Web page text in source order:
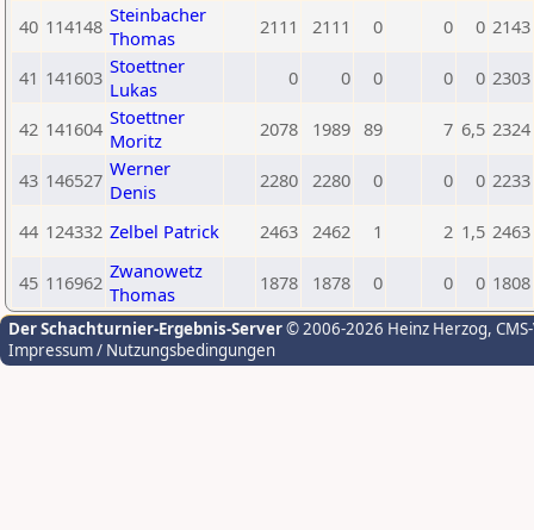
40 114148 Steinbacher
Thomas
2111 2111 0 0 0 2143
41 141603 Stoettner
Lukas
0 0 0 0 0 2303
42 141604 Stoettner
Moritz
2078 1989 89 7 6,5 2324
43 146527 Werner
Denis
2280 2280 0 0 0 2233
44 124332 Zelbel Patrick 2463 2462 1 2 1,5 2463
45 116962 Zwanowetz
Thomas
1878 1878 0 0 0 1808
Der Schachturnier-Ergebnis-Server© 2006-2026 Heinz Herzog,
Impressum / Nutzungsbedingungen